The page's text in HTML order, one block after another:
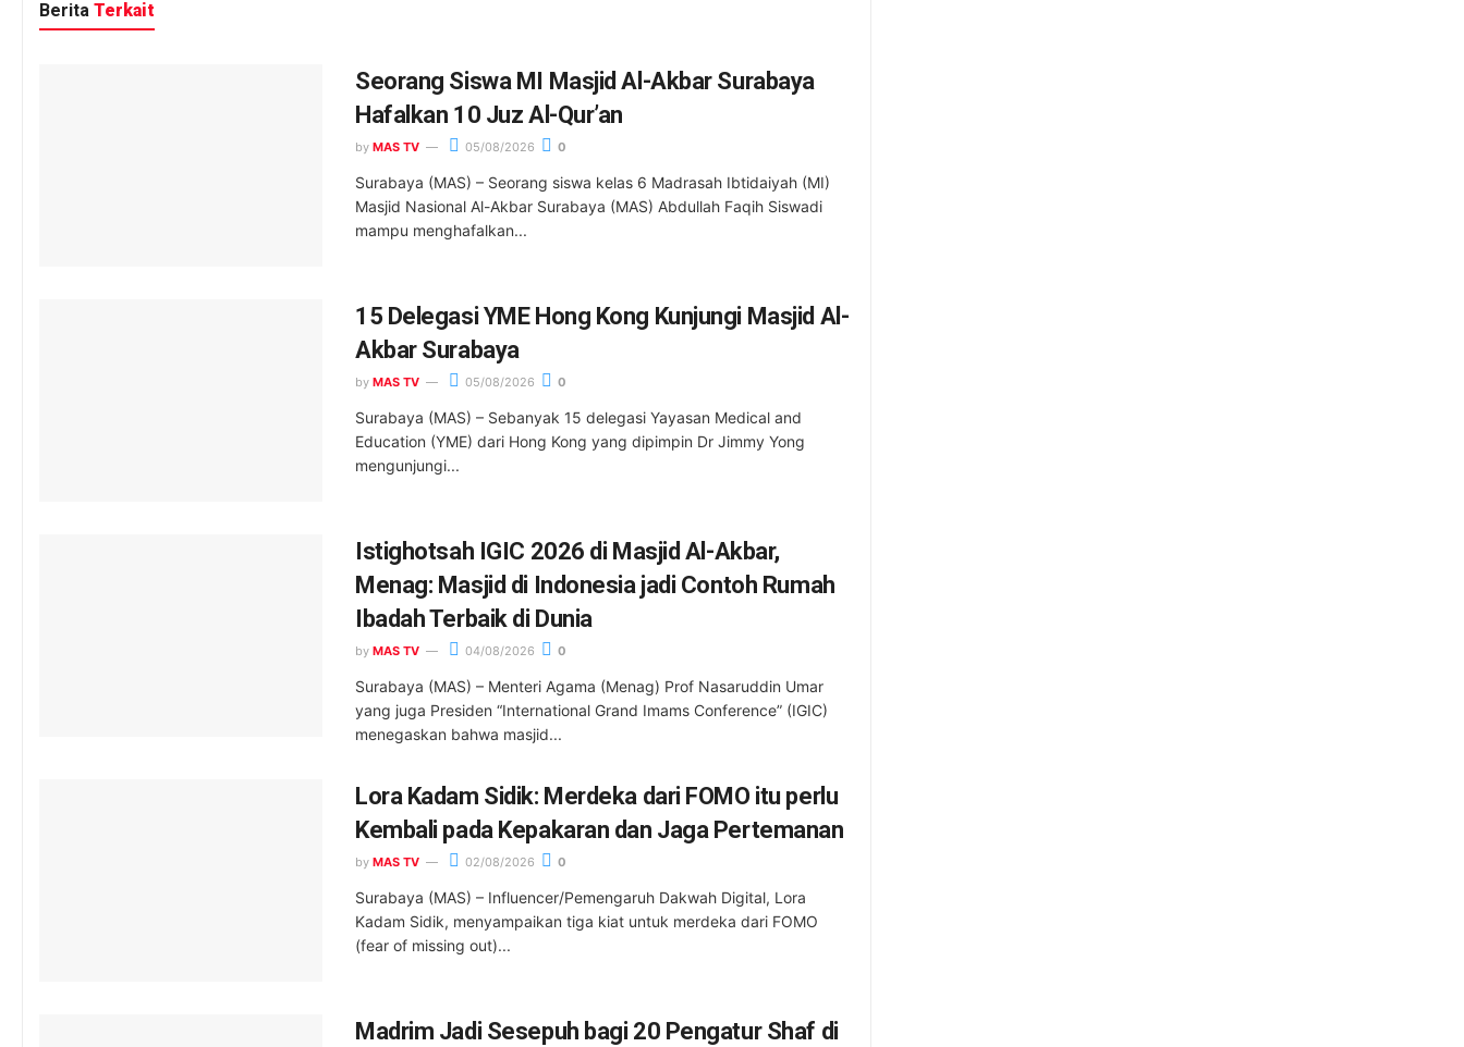
Berita Terkait
Seorang Siswa MI Masjid Al-Akbar Surabaya
Hafalkan 10 Juz Al-Qur’an
by MAS TV 05/08/2026 0
Surabaya (MAS) – Seorang siswa kelas 6 Madrasah Ibtidaiyah (MI)
Masjid Nasional Al-Akbar Surabaya (MAS) Abdullah Faqih Siswadi
mampu menghafalkan...
15 Delegasi YME Hong Kong Kunjungi Masjid Al-
Akbar Surabaya
by MAS TV 05/08/2026 0
Surabaya (MAS) – Sebanyak 15 delegasi Yayasan Medical and
Education (YME) dari Hong Kong yang dipimpin Dr Jimmy Yong
mengunjungi...
Istighotsah IGIC 2026 di Masjid Al-Akbar,
Menag: Masjid di Indonesia jadi Contoh Rumah
Ibadah Terbaik di Dunia
by MAS TV 04/08/2026 0
Surabaya (MAS) – Menteri Agama (Menag) Prof Nasaruddin Umar
yang juga Presiden “International Grand Imams Conference” (IGIC)
menegaskan bahwa masjid...
Lora Kadam Sidik: Merdeka dari FOMO itu perlu
Kembali pada Kepakaran dan Jaga Pertemanan
by MAS TV 02/08/2026 0
Surabaya (MAS) – Influencer/Pemengaruh Dakwah Digital, Lora
Kadam Sidik, menyampaikan tiga kiat untuk merdeka dari FOMO
(fear of missing out)...
Madrim Jadi Sesepuh bagi 20 Pengatur Shaf di